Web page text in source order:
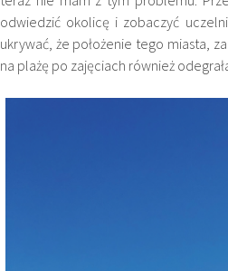
odwiedzić okolicę i zobaczyć
ukrywać, że położenie tego miasta,
na plażę po zajęciach również